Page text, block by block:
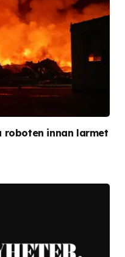
roboten innan larmet